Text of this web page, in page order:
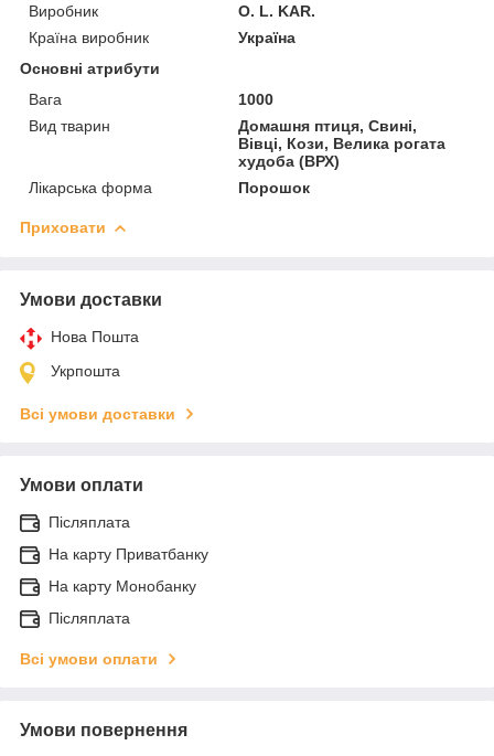
Виробник
O. L. KAR.
Країна виробник
Україна
Основні атрибути
Вага
1000
Вид тварин
Домашня птиця, Свині,
Вівці, Кози, Велика рогата
худоба (ВРХ)
Лікарська форма
Порошок
Приховати
Умови доставки
Нова Пошта
Укрпошта
Всі умови доставки
Умови оплати
Післяплата
На карту Приватбанку
На карту Монобанку
Післяплата
Всі умови оплати
Умови повернення